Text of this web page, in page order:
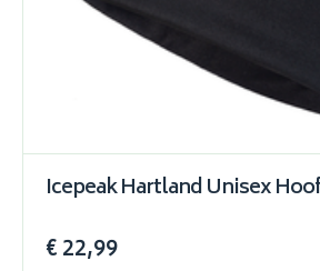
Icepeak Hartland Unisex
€ 22,99